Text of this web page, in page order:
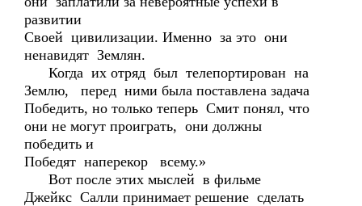
развитии
Своей цивилизации. Именно за это они
ненавидят Землян.
Когда их отряд был телепортирован на
Землю, перед ними была поставлена задача
Победить, но только теперь Смит понял, что
они не могут проиграть, они должны
победить и
Победят наперекор всему.»
Вот после этих мыслей в фильме
Джейкс Салли принимает решение сделать